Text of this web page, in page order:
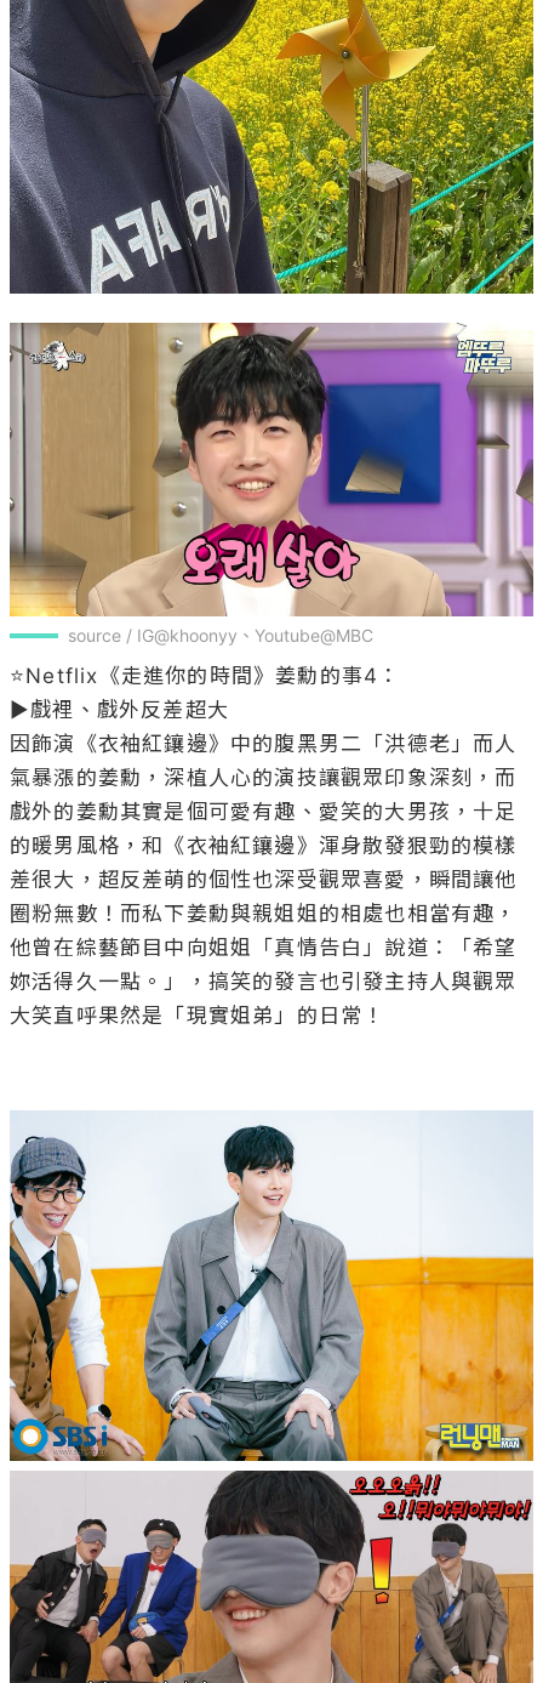
source / IG@khoonyy、Youtube@MBC
⭐Netflix《走進你的時間》姜勳的事4：
▶戲裡、戲外反差超大
因飾演《衣袖紅鑲邊》中的腹黑男二「洪德老」而人
氣暴漲的姜勳，深植人心的演技讓觀眾印象深刻，而
戲外的姜勳其實是個可愛有趣、愛笑的大男孩，十足
的暖男風格，和《衣袖紅鑲邊》渾身散發狠勁的模樣
差很大，超反差萌的個性也深受觀眾喜愛，瞬間讓他
圈粉無數！而私下姜勳與親姐姐的相處也相當有趣，
他曾在綜藝節目中向姐姐「真情告白」說道：「希望
妳活得久一點。」，搞笑的發言也引發主持人與觀眾
大笑直呼果然是「現實姐弟」的日常！